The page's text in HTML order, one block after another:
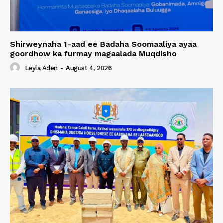
Shirweynaha 1-aad ee Badaha Soomaaliya ayaa
goordhow ka furmay magaalada Muqdisho
Leyla Aden - August 4, 2026